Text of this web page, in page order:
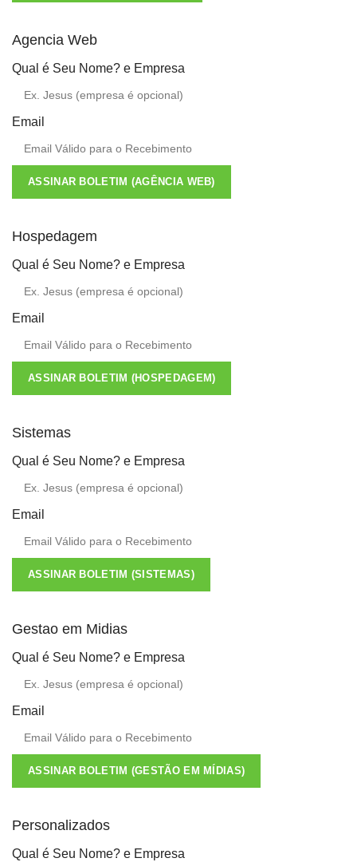
Agencia Web
Qual é Seu Nome? e Empresa
Email
ASSINAR BOLETIM (AGÊNCIA WEB)
Hospedagem
Qual é Seu Nome? e Empresa
Email
ASSINAR BOLETIM (HOSPEDAGEM)
Sistemas
Qual é Seu Nome? e Empresa
Email
ASSINAR BOLETIM (SISTEMAS)
Gestao em Midias
Qual é Seu Nome? e Empresa
Email
ASSINAR BOLETIM (GESTÃO EM MÍDIAS)
Personalizados
Qual é Seu Nome? e Empresa